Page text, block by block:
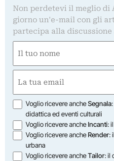
Non perdetevi il meglio
giorno un'e-mail con gli
partecipa alla
(Obbligatorio)
Nome
(Obbligatorio)
Opzioni
Voglio ricevere ancheSegnala
didattica ed eventi culturali
Voglio ricevere ancheIncanti:
Voglio ricevere ancheRender:
urbana
Voglio ricevere ancheTailor: il